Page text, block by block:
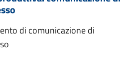
di comunicazione di